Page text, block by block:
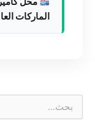
الماركات